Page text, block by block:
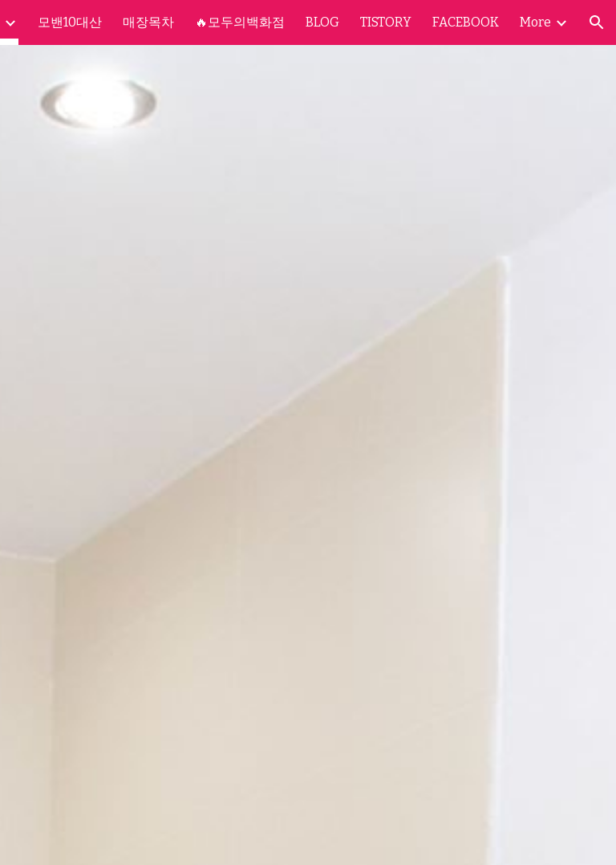
Skip to navigation
모밴10대산 매장목차 🔥모두의백화점 BLOG TISTORY FACEBOOK More